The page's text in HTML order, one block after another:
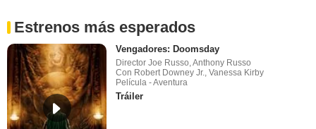
Estrenos más esperados
Vengadores: Doomsday
Director Joe Russo, Anthony Russo
Con Robert Downey Jr., Vanessa Kirby
Película - Aventura
Tráiler